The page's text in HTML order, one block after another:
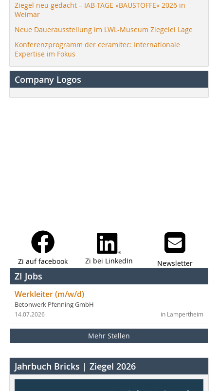
Ziegel neu gedacht – IAB-TAGE »BAUSTOFFE« 2026 in
Weimar
Neue Dauerausstellung im LWL-Museum Ziegelei Lage
Konferenzprogramm der ceramitec: Internationale
Expertise im Fokus
Company Logos
Zi auf facebook Zi bei LinkedIn Newsletter
ZI Jobs
Werkleiter (m/w/d)
Betonwerk Pfenning GmbH
in Lampertheim
14.07.2026
Mehr Stellen
Jahrbuch Bricks | Ziegel 2026